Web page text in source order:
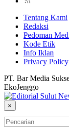
Tentang Kami
Redaksi
Pedoman
Kode Etik
Info Iklan
Privacy Policy
PT. Bar Media
EkoJenggo
×